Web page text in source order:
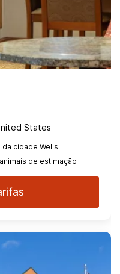
States
cidade Wells
de estimação